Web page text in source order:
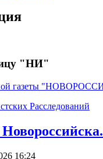
"НИ"
газеты
Расследований
16:24